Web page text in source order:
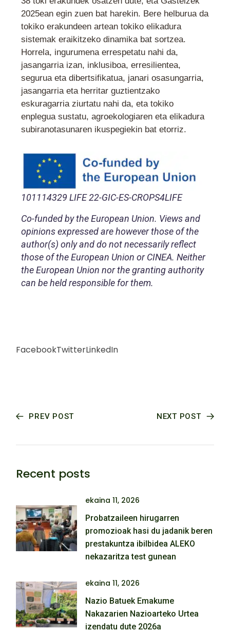
2025ean egin zuen bat harekin. Bere helburua da
tokiko erakundeen artean tokiko elikadura
sistemak eraikitzeko dinamika bat sortzea.
Horrela, ingurumena errespetatu nahi da,
jasangarria izan, inklusiboa, erresilientea,
segurua eta dibertsifikatua, janari osasungarria,
jasangarria eta herritar guztientzako
eskuragarria ziurtatu nahi da, eta tokiko
enplegua sustatu, agroekologiaren eta elikadura
subiranotasunaren ikuspegiekin bat etorriz.
101114329 LIFE 22-GIC-ES-CROPS4LIFE
Co-funded by the European Union. Views and
opinions expressed are however those of the
author(s) only and do not necessarily reflect
those of the European Union or CINEA. Neither
the European Union nor the granting authority
can be held responsible for them.
FacebookTwitterLinkedIn
PREV POST NEXT POST
Recent posts
ekaina 11, 2026
Probatzaileen hirugarren
promozioak hasi du jadanik beren
prestakuntza ibilbidea ALEKO
nekazaritza test gunean
ekaina 11, 2026
Nazio Batuek Emakume
Nakazarien Nazioarteko Urtea
izendatu dute 2026a